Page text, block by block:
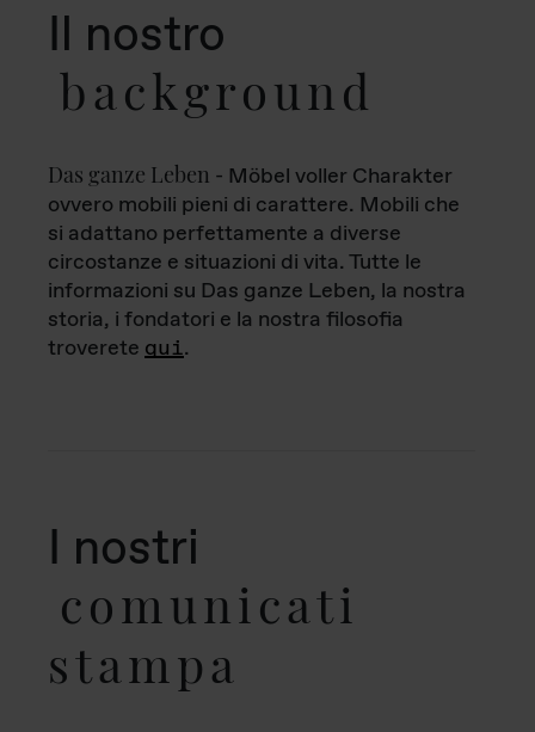
Il nostro
background
Das ganze Leben - Möbel voller Charakter
ovvero mobili pieni di carattere. Mobili che
si adattano perfettamente a diverse
circostanze e situazioni di vita. Tutte le
informazioni su Das ganze Leben, la nostra
storia, i fondatori e la nostra filosofia
troverete qui.
I nostri
comunicati
stampa